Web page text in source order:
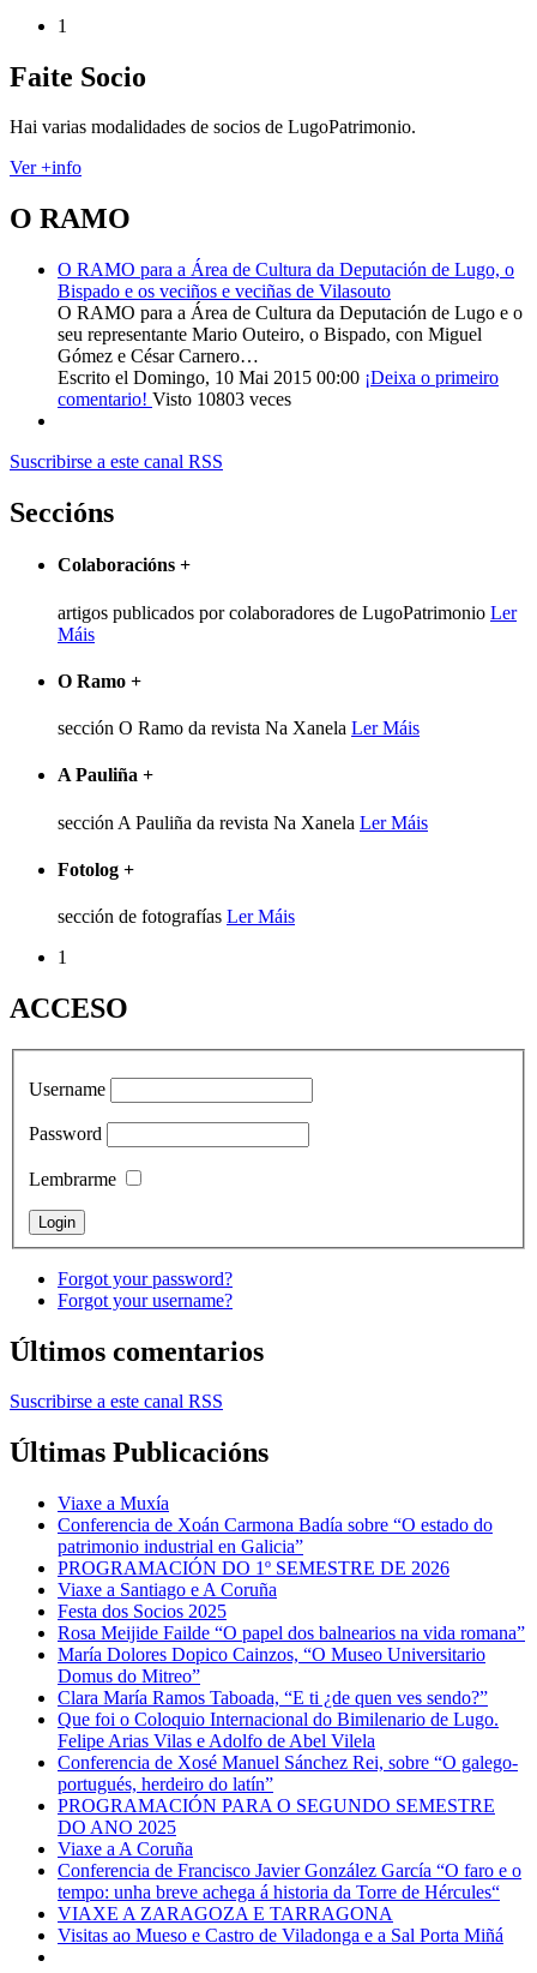
1
Faite Socio
Hai varias modalidades de socios de LugoPatrimonio.
Ver +info
O RAMO
O RAMO para a Área de Cultura da Deputación de Lugo, o
Bispado e os veciños e veciñas de Vilasouto
O RAMO para a Área de Cultura da Deputación de Lugo e o
seu representante Mario Outeiro, o Bispado, con Miguel
Gómez e César Carnero…
Escrito el Domingo, 10 Mai 2015 00:00 ¡Deixa o primeiro
comentario! Visto 10803 veces
Suscribirse a este canal RSS
Seccións
Colaboracións +
artigos publicados por colaboradores de LugoPatrimonio Ler
Máis
O Ramo +
sección O Ramo da revista Na Xanela Ler Máis
A Pauliña +
sección A Pauliña da revista Na Xanela Ler Máis
Fotolog +
sección de fotografías Ler Máis
1
ACCESO
Username
Password
Lembrarme
Forgot your password?
Forgot your username?
Últimos comentarios
Suscribirse a este canal RSS
Últimas Publicacións
Viaxe a Muxía
Conferencia de Xoán Carmona Badía sobre “O estado do
patrimonio industrial en Galicia”
PROGRAMACIÓN DO 1º SEMESTRE DE 2026
Viaxe a Santiago e A Coruña
Festa dos Socios 2025
Rosa Meijide Failde “O papel dos balnearios na vida romana”
María Dolores Dopico Cainzos, “O Museo Universitario
Domus do Mitreo”
Clara María Ramos Taboada, “E ti ¿de quen ves sendo?”
Que foi o Coloquio Internacional do Bimilenario de Lugo.
Felipe Arias Vilas e Adolfo de Abel Vilela
Conferencia de Xosé Manuel Sánchez Rei, sobre “O galego-
portugués, herdeiro do latín”
PROGRAMACIÓN PARA O SEGUNDO SEMESTRE
DO ANO 2025
Viaxe a A Coruña
Conferencia de Francisco Javier González García “O faro e o
tempo: unha breve achega á historia da Torre de Hércules“
VIAXE A ZARAGOZA E TARRAGONA
Visitas ao Mueso e Castro de Viladonga e a Sal Porta Miñá